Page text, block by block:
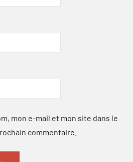
mon e-mail et mon site dans le
commentaire.